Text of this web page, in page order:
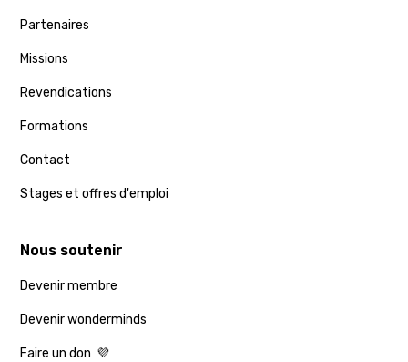
Partenaires
Missions
Revendications
Formations
Contact
Stages et offres d'emploi
Nous soutenir
Devenir membre
Devenir wonderminds
Faire un don 💜